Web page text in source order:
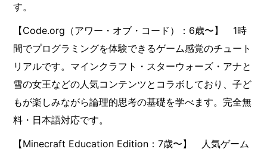
す。
【Code.org（アワー・オブ・コード）：6歳〜】 1時
間でプログラミングを体験できるゲーム感覚のチュート
リアルです。マインクラフト・スターウォーズ・アナと
雪の女王などの人気コンテンツとコラボしており、子ど
もが楽しみながら論理的思考の基礎を学べます。完全無
料・日本語対応です。
【Minecraft Education Edition：7歳〜】 人気ゲーム